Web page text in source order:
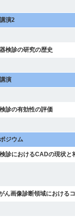
演2
検診の研究の歴史
演
診の有効性の評価
ジウム
診におけるCADの現状と
ん画像診断領域における